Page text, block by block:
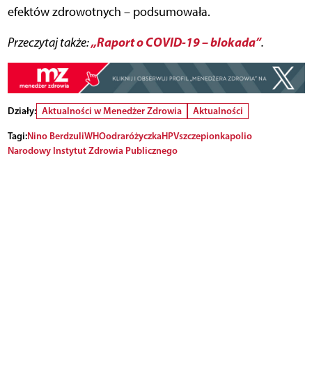
efektów zdrowotnych – podsumowała.
Przeczytaj także:„Raport o COVID-19 – blokada”.
Działy: Aktualności w Menedżer Zdrowia
Aktualności
Tagi:Nino BerdzuliWHOodraróżyczkaHPVszczepionkapolio
Narodowy Instytut Zdrowia Publicznego